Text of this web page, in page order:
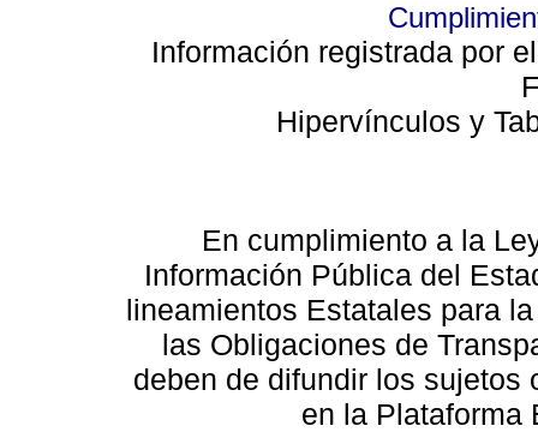
Información registrada por
Hipervínculos y
En cumplimiento a la
Información Pública del
lineamientos Estatales para
las Obligaciones de
deben de difundir los sujetos
en la Plataforma